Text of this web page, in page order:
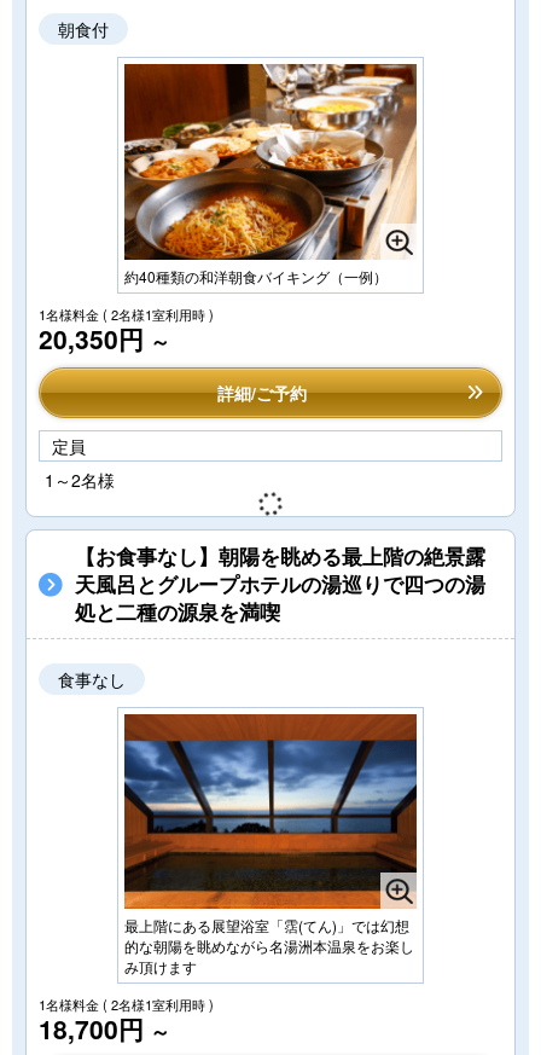
朝食付
約40種類の和洋朝食バイキング（一例）
1名様料金( 2名様1室利用時 )
20,350円 ～
詳細/ご予約
定員
1～2名様
【お食事なし】朝陽を眺める最上階の絶景露
天風呂とグループホテルの湯巡りで四つの湯
処と二種の源泉を満喫
食事なし
最上階にある展望浴室「霑(てん)」では幻想
的な朝陽を眺めながら名湯洲本温泉をお楽し
み頂けます
1名様料金( 2名様1室利用時 )
18,700円 ～